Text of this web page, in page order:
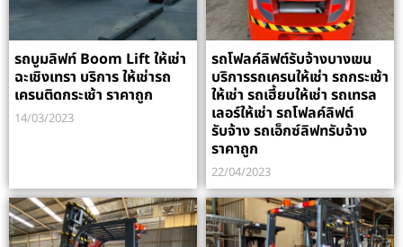
รถบูมลิฟท์ Boom Lift ให้เช่า
ฉะเชิงเทรา บริการ ให้เช่ารถ
เครนติดกระเช้า ราคาถูก
14/03/2023
รถโฟลค์ลิฟต์รับจ้างบางเขน
บริการรถเครนให้เช่า รถกระเช้า
ให้เช่า รถเฮี้ยบให้เช่า รถเทรล
เลอร์ให้เช่า รถโฟลค์ลิฟต์
รับจ้าง รถเอ็กซ์ลิฟทรับจ้าง
ราคาถูก
22/04/2023